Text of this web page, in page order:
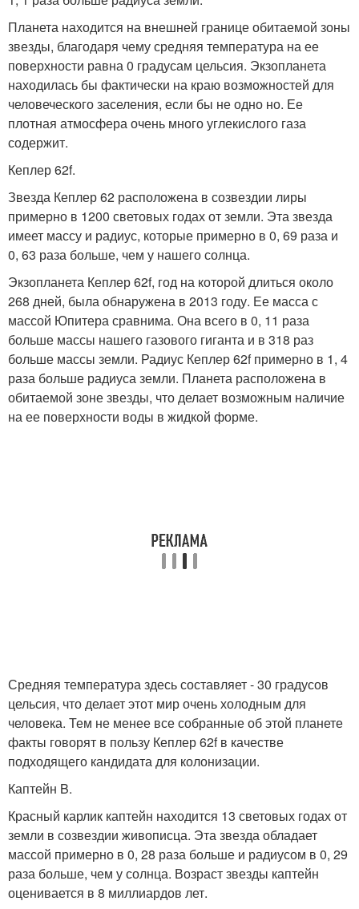
Планета находится на внешней границе обитаемой зоны
звезды, благодаря чему средняя температура на ее
поверхности равна 0 градусам цельсия. Экзопланета
находилась бы фактически на краю возможностей для
человеческого заселения, если бы не одно но. Ее
плотная атмосфера очень много углекислого газа
содержит.
Кеплер 62f.
Звезда Кеплер 62 расположена в созвездии лиры
примерно в 1200 световых годах от земли. Эта звезда
имеет массу и радиус, которые примерно в 0, 69 раза и
0, 63 раза больше, чем у нашего солнца.
Экзопланета Кеплер 62f, год на которой длиться около
268 дней, была обнаружена в 2013 году. Ее масса с
массой Юпитера сравнима. Она всего в 0, 11 раза
больше массы нашего газового гиганта и в 318 раз
больше массы земли. Радиус Кеплер 62f примерно в 1, 4
раза больше радиуса земли. Планета расположена в
обитаемой зоне звезды, что делает возможным наличие
на ее поверхности воды в жидкой форме.
Средняя температура здесь составляет - 30 градусов
цельсия, что делает этот мир очень холодным для
человека. Тем не менее все собранные об этой планете
факты говорят в пользу Кеплер 62f в качестве
подходящего кандидата для колонизации.
Каптейн B.
Красный карлик каптейн находится 13 световых годах от
земли в созвездии живописца. Эта звезда обладает
массой примерно в 0, 28 раза больше и радиусом в 0, 29
раза больше, чем у солнца. Возраст звезды каптейн
оценивается в 8 миллиардов лет.